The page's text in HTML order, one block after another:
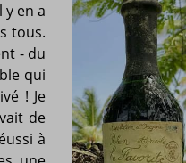
y en a
tous.
- du
qui
! Je
de
à